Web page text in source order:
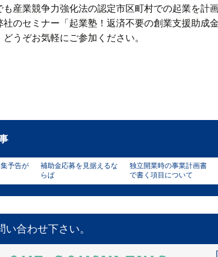
も産業競争力強化法の認定市区町村での起業を計
社のセミナー「起業塾！返済不要の創業支援助成
うぞお気軽にご参加ください。
予告が
補助金応募を見据えるな
らば
独立開業時の事業計画書
で書く項目について
い合わせ下さい。